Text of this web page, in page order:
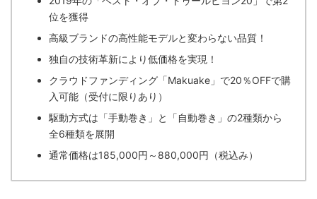
位を獲得
高級ブランドの高性能モデルと変わらない品質！
独自の技術革新により低価格を実現！
クラウドファンディング「Makuake」で20％OFFで購
入可能（受付に限りあり）
駆動方式は「手動巻き」と「自動巻き」の2種類から
全6種類を展開
通常価格は185,000円～880,000円（税込み）